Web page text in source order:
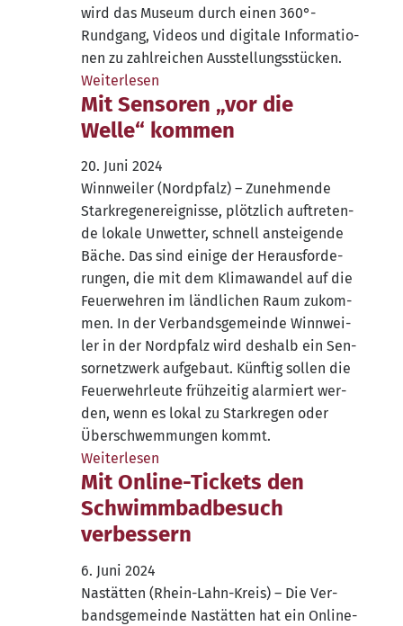
wird das Muse­um durch einen 360°-
Rundgang, Vide­os und digi­ta­le Infor­ma­tio­
nen zu zahl­rei­chen Ausstellungsstücken.
Wei­ter­le­sen
Mit Sensoren „vor die
Welle“ kommen
20. Juni 2024
Winn­wei­ler (Nord­pfalz) – Zuneh­men­de
Stark­re­gen­er­eig­nis­se, plötz­lich auf­tre­ten­
de loka­le Unwet­ter, schnell anstei­gen­de
Bäche. Das sind eini­ge der Her­aus­for­de­
run­gen, die mit dem Kli­ma­wan­del auf die
Feu­er­weh­ren im länd­li­chen Raum zukom­
men. In der Ver­bands­ge­mein­de Winn­wei­
ler in der Nord­pfalz wird des­halb ein Sen­
sor­netz­werk auf­ge­baut. Künf­tig sol­len die
Feu­er­wehr­leu­te früh­zei­tig alar­miert wer­
den, wenn es lokal zu Stark­re­gen oder
Über­schwem­mun­gen kommt.
Wei­ter­le­sen
Mit Online-Tickets den
Schwimmbadbesuch
verbessern
6. Juni 2024
Nastät­ten (Rhein-Lahn-Kreis) – Die Ver­
bands­ge­mein­de Nastät­ten hat ein Online-